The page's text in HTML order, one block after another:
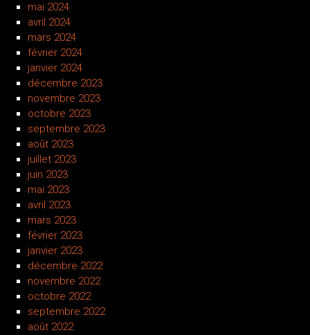
mai 2024
avril 2024
mars 2024
février 2024
janvier 2024
décembre 2023
novembre 2023
octobre 2023
septembre 2023
août 2023
juillet 2023
juin 2023
mai 2023
avril 2023
mars 2023
février 2023
janvier 2023
décembre 2022
novembre 2022
octobre 2022
septembre 2022
août 2022